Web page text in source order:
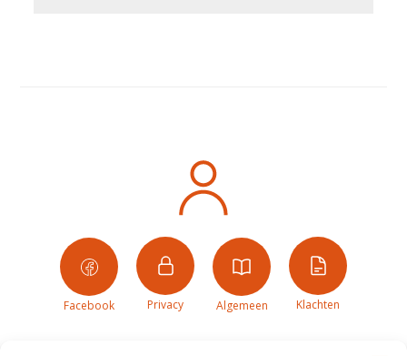
Facebook Privacy Algemeen Klachten